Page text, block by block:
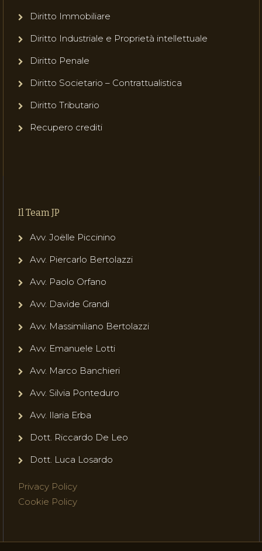
Diritto Immobiliare
Diritto Industriale e Proprietà intellettuale
Diritto Penale
Diritto Societario – Contrattualistica
Diritto Tributario
Recupero crediti
Il Team JP
Avv. Joëlle Piccinino
Avv. Piercarlo Bertolazzi
Avv. Paolo Orfano
Avv. Davide Grandi
Avv. Massimiliano Bertolazzi
Avv. Emanuele Lotti
Avv. Marco Banchieri
Avv. Silvia Ponteduro
Avv. Ilaria Erba
Dott. Riccardo De Leo
Dott. Luca Losardo
Privacy Policy
Cookie Policy